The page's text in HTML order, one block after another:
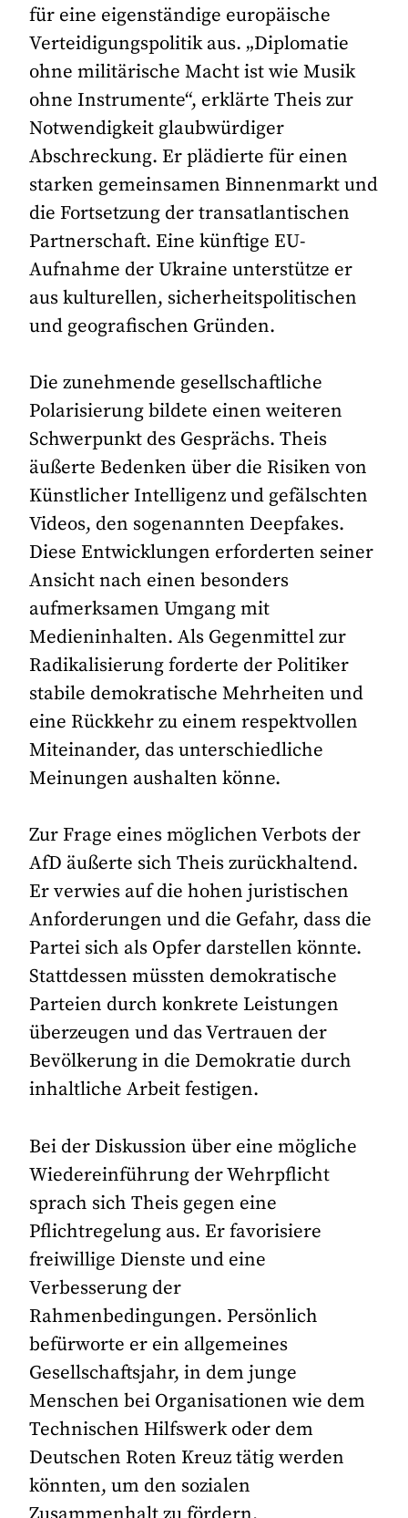
für eine eigenständige europäische
Verteidigungspolitik aus. „Diplomatie
ohne militärische Macht ist wie Musik
ohne Instrumente“, erklärte Theis zur
Notwendigkeit glaubwürdiger
Abschreckung. Er plädierte für einen
starken gemeinsamen Binnenmarkt und
die Fortsetzung der transatlantischen
Partnerschaft. Eine künftige EU-
Aufnahme der Ukraine unterstütze er
aus kulturellen, sicherheitspolitischen
und geografischen Gründen.
Die zunehmende gesellschaftliche
Polarisierung bildete einen weiteren
Schwerpunkt des Gesprächs. Theis
äußerte Bedenken über die Risiken von
Künstlicher Intelligenz und gefälschten
Videos, den sogenannten Deepfakes.
Diese Entwicklungen erforderten seiner
Ansicht nach einen besonders
aufmerksamen Umgang mit
Medieninhalten. Als Gegenmittel zur
Radikalisierung forderte der Politiker
stabile demokratische Mehrheiten und
eine Rückkehr zu einem respektvollen
Miteinander, das unterschiedliche
Meinungen aushalten könne.
Zur Frage eines möglichen Verbots der
AfD äußerte sich Theis zurückhaltend.
Er verwies auf die hohen juristischen
Anforderungen und die Gefahr, dass die
Partei sich als Opfer darstellen könnte.
Stattdessen müssten demokratische
Parteien durch konkrete Leistungen
überzeugen und das Vertrauen der
Bevölkerung in die Demokratie durch
inhaltliche Arbeit festigen.
Bei der Diskussion über eine mögliche
Wiedereinführung der Wehrpflicht
sprach sich Theis gegen eine
Pflichtregelung aus. Er favorisiere
freiwillige Dienste und eine
Verbesserung der
Rahmenbedingungen. Persönlich
befürworte er ein allgemeines
Gesellschaftsjahr, in dem junge
Menschen bei Organisationen wie dem
Technischen Hilfswerk oder dem
Deutschen Roten Kreuz tätig werden
könnten, um den sozialen